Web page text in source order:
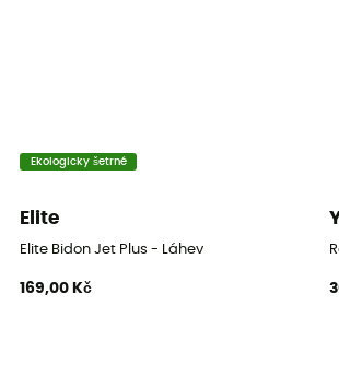
Ekologicky šetrné
Elite
Elite Bidon Jet Plus - Láhev
169,00 Kč